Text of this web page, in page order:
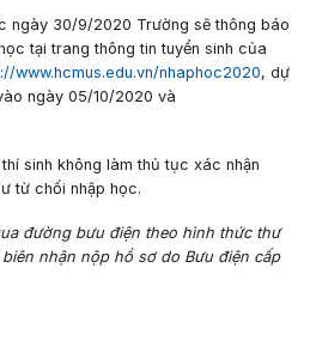
ngày 30/9/2020 Trường sẽ thông báo
tại trang thông tin tuyển sinh của
www.hcmus.edu.vn/nhaphoc2020, dự
ngày 05/10/2020 và
sinh không làm thủ tục xác nhận
từ chối nhập học.
đường bưu điện theo hình thức thư
nhận nộp hồ sơ do Bưu điện cấp